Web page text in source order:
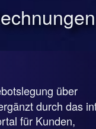
über
durch das
für Kunden,